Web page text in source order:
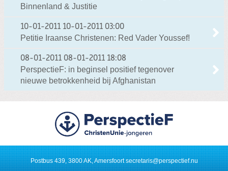
Binnenland & Justitie
10-01-2011 10-01-2011 03:00
Petitie Iraanse Christenen: Red Vader Youssef!
08-01-2011 08-01-2011 18:08
PerspectieF: in beginsel positief tegenover
nieuwe betrokkenheid bij Afghanistan
Postbus 439, 3800 AK, Amersfoortsecretaris@perspectief.nu